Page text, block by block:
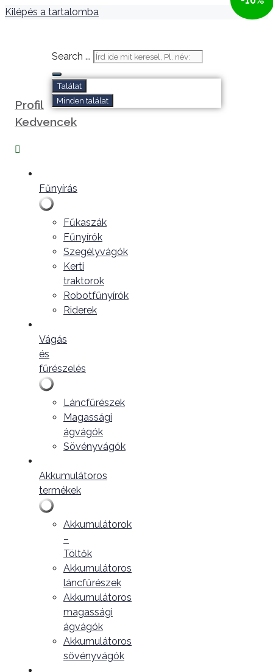
Kilépés a tartalomba
Search ...
Találat
Minden találat
Profil
Kedvencek
Fűnyírás
Fűkaszák
Fűnyírók
Szegélyvágók
Kerti
traktorok
Robotfűnyírók
Riderek
Vágás
és
fűrészelés
Láncfűrészek
Magassági
ágvágók
Sövényvágók
Akkumulátoros
termékek
Akkumulátorok
–
Töltők
Akkumulátoros
láncfűrészek
Akkumulátoros
magassági
ágvágók
Akkumulátoros
sövényvágók